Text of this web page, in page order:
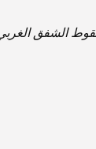
الغربي‌